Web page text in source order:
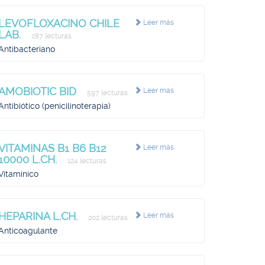
Leer más
CHILE
287 lecturas
Leer más
BID 597 lecturas
(penicilinoterapia)
Leer más
B1 B6 B12
L.CH.
124 lecturas
Leer más
L.CH. 202 lecturas